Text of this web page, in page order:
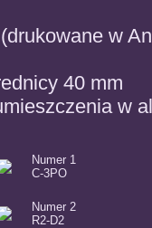
w
40 mm
w
Numer 1
C-3PO
Numer 2
R2-D2